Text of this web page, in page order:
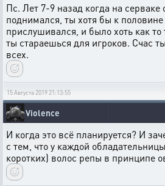
Пс. Лет 7-9 назад когда на
поднимался, ты хотя бы к половине
прислушивался, и было хоть как
ты стараешься для игроков. Счас
всех.
15 Августа 2019 21:13:55
Violence
И когда это всё планируется? И
с тем, что у каждой
коротких) волос репы в принципе